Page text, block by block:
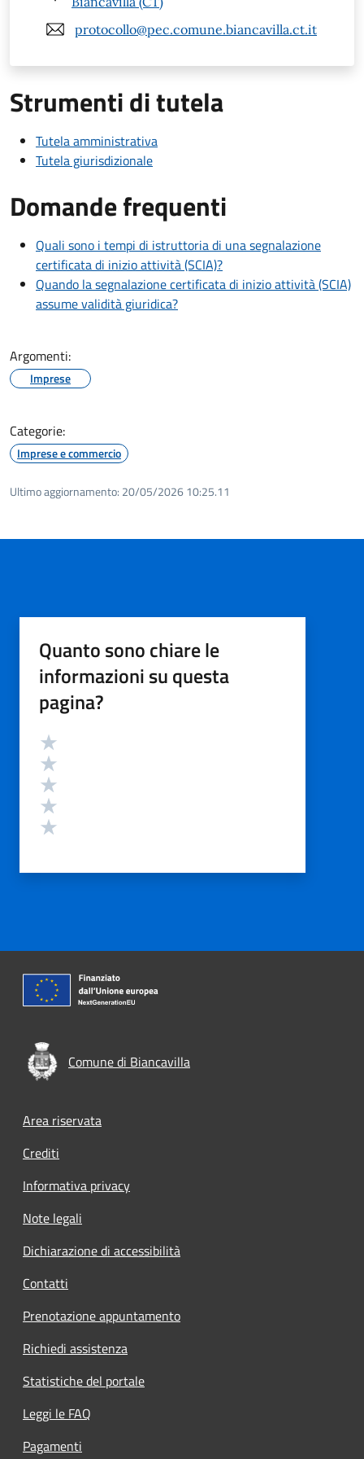
protocollo@pec.comune.biancavilla.ct.it
Strumenti di tutela
Tutela amministrativa
Tutela giurisdizionale
Domande frequenti
Quali sono i tempi di istruttoria di una segnalazione
certificata di inizio attività (SCIA)?
Quando la segnalazione certificata di inizio attività (SCIA)
assume validità giuridica?
Argomenti:
Imprese
Categorie:
Imprese e commercio
Ultimo aggiornamento: 20/05/2026 10:25.11
Quanto sono chiare le
informazioni su questa
pagina?
Valutazione
Comune di Biancavilla
Footer menu
Area riservata
Crediti
Informativa privacy
Note legali
Dichiarazione di accessibilità
Contatti
Prenotazione appuntamento
Richiedi assistenza
Statistiche del portale
Leggi le FAQ
Pagamenti